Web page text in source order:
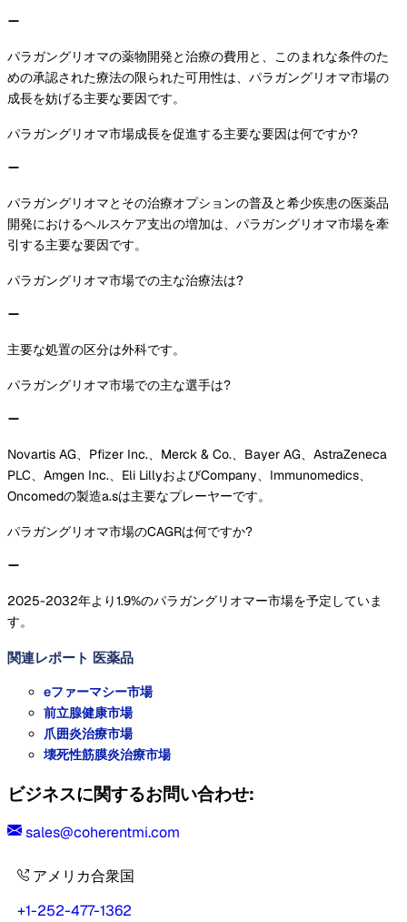
パラガングリオマの薬物開発と治療の費用と、このまれな条件のた
めの承認された療法の限られた可用性は、パラガングリオマ市場の
成長を妨げる主要な要因です。
パラガングリオマ市場成長を促進する主要な要因は何ですか?
パラガングリオマとその治療オプションの普及と希少疾患の医薬品
開発におけるヘルスケア支出の増加は、パラガングリオマ市場を牽
引する主要な要因です。
パラガングリオマ市場での主な治療法は?
主要な処置の区分は外科です。
パラガングリオマ市場での主な選手は?
Novartis AG、Pfizer Inc.、Merck & Co.、Bayer AG、AstraZeneca
PLC、Amgen Inc.、Eli LillyおよびCompany、Immunomedics、
Oncomedの製造a.sは主要なプレーヤーです。
パラガングリオマ市場のCAGRは何ですか?
2025-2032年より1.9%のパラガングリオマー市場を予定していま
す。
関連レポート 医薬品
eファーマシー市場
前立腺健康市場
爪囲炎治療市場
壊死性筋膜炎治療市場
ビジネスに関するお問い合わせ:
sales@coherentmi.com
アメリカ合衆国
+1-252-477-1362